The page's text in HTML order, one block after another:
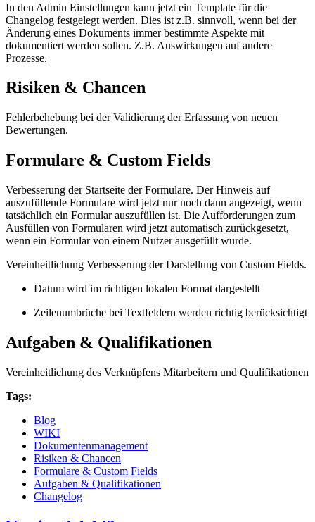
In den Admin Einstellungen kann jetzt ein Template für die
Changelog festgelegt werden. Dies ist z.B. sinnvoll, wenn bei der
Änderung eines Dokuments immer bestimmte Aspekte mit
dokumentiert werden sollen. Z.B. Auswirkungen auf andere
Prozesse.
Risiken & Chancen
Fehlerbehebung bei der Validierung der Erfassung von neuen
Bewertungen.
Formulare & Custom Fields
Verbesserung der Startseite der Formulare. Der Hinweis auf
auszufüllende Formulare wird jetzt nur noch dann angezeigt, wenn
tatsächlich ein Formular auszufüllen ist. Die Aufforderungen zum
Ausfüllen von Formularen wird jetzt automatisch zurückgesetzt,
wenn ein Formular von einem Nutzer ausgefüllt wurde.
Vereinheitlichung Verbesserung der Darstellung von Custom Fields.
Datum wird im richtigen lokalen Format dargestellt
Zeilenumbrüche bei Textfeldern werden richtig berücksichtigt
Aufgaben & Qualifikationen
Vereinheitlichung des Verknüpfens Mitarbeitern und Qualifikationen
Tags:
Blog
WIKI
Dokumentenmanagement
Risiken & Chancen
Formulare & Custom Fields
Aufgaben & Qualifikationen
Changelog